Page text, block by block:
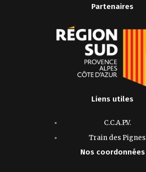
Partenaires
Liens utiles
C.C.A.P.V.
Train des Pignes
Nos coordonnées